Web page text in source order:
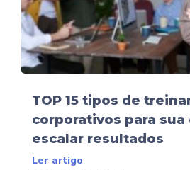
TOP 15 tipos de
corporativos para sua
escalar resultados
Ler artigo